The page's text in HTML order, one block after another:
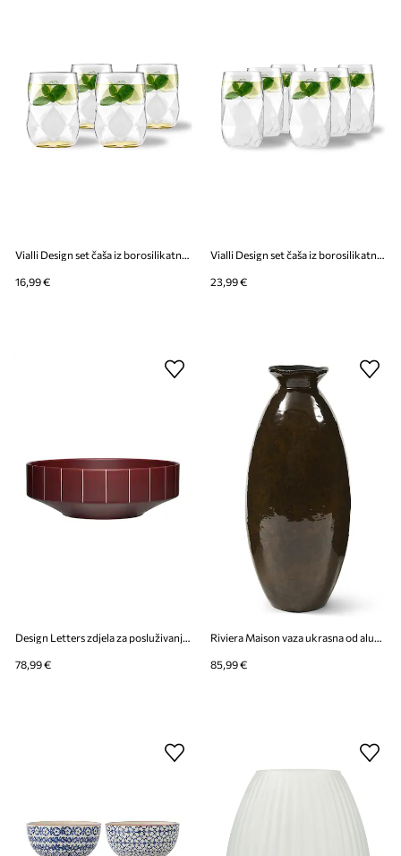
Vialli Design set čaša iz borosilikatnog stakla 450 ml
16,99 €
Vialli Design set čaša iz borosilikatnog stakla 400 ml
23,99 €
Design Letters zdjela za posluživanje od porculana 22 x 22 x 7,5 cm
78,99 €
Riviera Maison vaza ukrasna od aluminija 15 x 36 cm
85,99 €